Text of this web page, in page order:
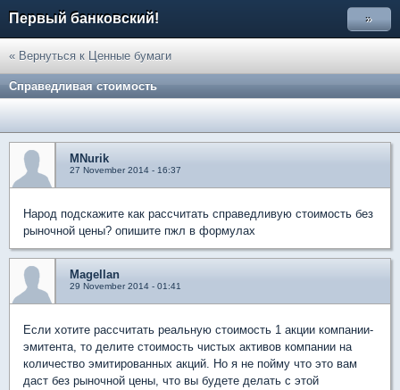
Первый банковский! »
« Вернуться к Ценные бумаги
Справедливая стоимость
MNurik
27 November 2014 - 16:37
Народ подскажите как рассчитать справедливую стоимость без
рыночной цены? опишите пжл в формулах
Magellan
29 November 2014 - 01:41
Если хотите рассчитать реальную стоимость 1 акции компании-
эмитента, то делите стоимость чистых активов компании на
количество эмитированных акций. Но я не пойму что это вам
даст без рыночной цены, что вы будете делать с этой